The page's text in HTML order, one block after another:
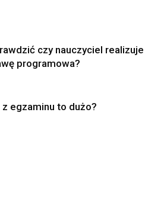
czy nauczyciel realizuje
programowa?
z egzaminu to dużo?